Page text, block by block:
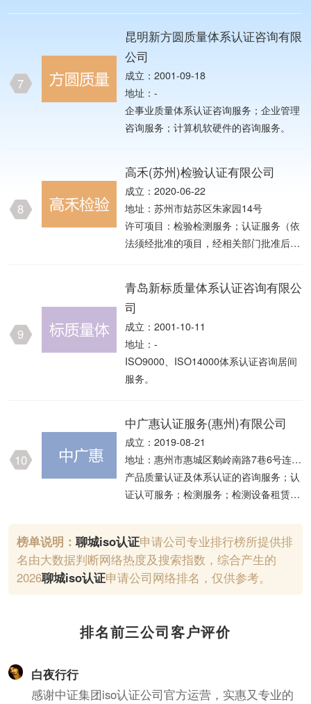
告发布（非广播电台、电视台、报刊出版
单位）；家政服务；餐饮管理；计算机软
硬件及辅助设备批发；技术服务、技术开
发、技术咨询、技术交流、技术转让、技
术推广；信息咨询服务（不含许可类信息
咨询服务）；日用百货销售；五金产品批
批发；皮革制品销售；工艺美术品及礼仪
用品销售（象牙及其制品除外）；电子产
品销售；通讯设备销售；家用电器销售；
电线、电
7
昆明新方圆质量体系认证咨询有限
公司
成立：2001-09-18
地址：-
企事业质量体系认证咨询服务；企业管理
咨询服务；计算机软硬件的咨询服务。
8
高禾(苏州)检验认证有限公司
成立：2020-06-22
地址：苏州市姑苏区朱家园14号
许可项目：检验检测服务；认证服务（依
法须经批准的项目，经相关部门批准后方
采购代理服务；商务代理代办服务；国际
船舶代理；国内货物运输代理；成品油仓
储（不含危险化学品）；工程和技术研究
和试验发展；港口理货；标准化服务；包
装服务；环保咨询服务；安全咨询服务；
新材料技术推广服务；信息技术咨询服
服务）；科技指导；科技中介服务；技术
服务、技术开发、技术咨询、技术交流、
技术转让、技术推广；企业管理；供应链
管理服务
9
青岛新标质量体系认证咨询有限公
司
成立：2001-10-11
地址：-
ISO9000、ISO14000体系认证咨询居间
服务。
10
中广惠认证服务(惠州)有限公司
成立：2019-08-21
地址：惠州市惠城区鹅岭南路7巷6号连成
大厦17层07号房
产品质量认证及体系认证的咨询服务；认
证认可服务；检测服务；检测设备租赁。
动)
榜单说明： 聊城iso认证申请公司专业排行榜所提供排
名由大数据判断网络热度及搜索指数，综合产生的
2026聊城iso认证申请公司网络排名，仅供参考。
排名前三公司客户评价
白夜行行
感谢中证集团iso认证公司官方运营，实惠又专业的